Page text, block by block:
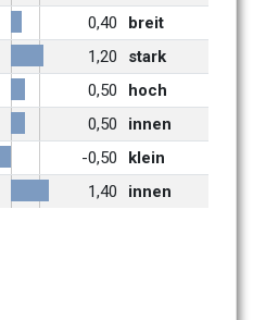
0,40
breit
1,20
stark
0,50
hoch
0,50
innen
-0,50
klein
1,40 innen